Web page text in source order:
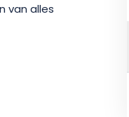
van alles
in